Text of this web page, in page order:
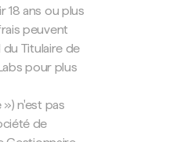
18 ans ou plus
peuvent
Titulaire de
pour plus
n'est pas
de